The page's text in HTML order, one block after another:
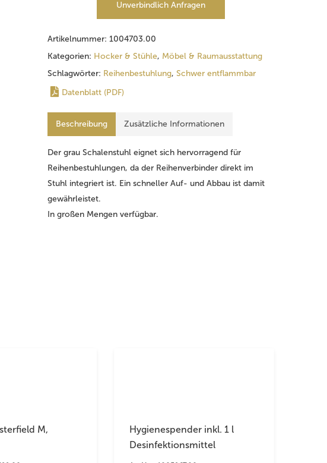
Unverbindlich Anfragen
Artikelnummer:1004703.00
Kategorien: Hocker & Stühle, Möbel & Raumausstattung
Schlagwörter: Reihenbestuhlung,Schwer entflammbar
Datenblatt (PDF)
Beschreibung Zusätzliche Informationen
Der grau Schalenstuhl eignet sich hervorragend für
Reihenbestuhlungen, da der Reihenverbinder direkt im
Stuhl integriert ist. Ein schneller Auf- und Abbau ist damit
gewährleistet.
In großen Mengen verfügbar.
M,
Hygienespender inkl. 1 l
Desinfektionsmittel